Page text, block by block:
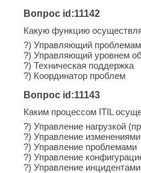
Вопрос id:11142
Какую функцию
?) Управляющий
?) Управляющий уровнем
?) Техническая поддержка
?) Координатор проблем
Вопрос id:11143
Каким процессом ITIL
?) Управление нагрузкой
?) Управление изменениями
?) Управление проблемами
?) Управление
?) Управление инцидентами